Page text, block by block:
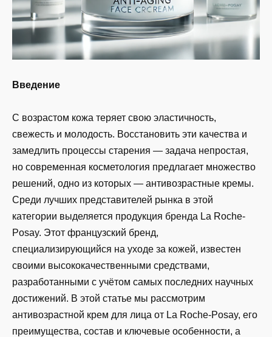
Введение
С возрастом кожа теряет свою эластичность,
свежесть и молодость. Восстановить эти качества и
замедлить процессы старения — задача непростая,
но современная косметология предлагает множество
решений, одно из которых — антивозрастные кремы.
Среди лучших представителей рынка в этой
категории выделяется продукция бренда La Roche-
Posay. Этот французский бренд,
специализирующийся на уходе за кожей, известен
своими высококачественными средствами,
разработанными с учётом самых последних научных
достижений. В этой статье мы рассмотрим
антивозрастной крем для лица от La Roche-Posay, его
преимущества, состав и ключевые особенности, а